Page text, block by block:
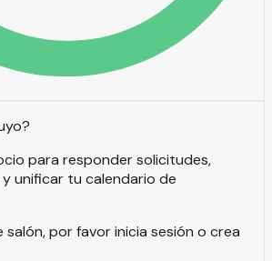
para responder solicitudes,
unificar tu calendario de
por favor inicia sesión o crea